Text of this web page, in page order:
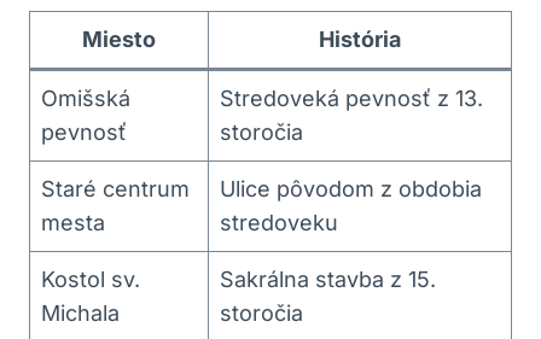
Miesto História
Omišská
pevnosť
Stredoveká pevnosť z 13.
storočia
Staré centrum
mesta
Ulice pôvodom z obdobia
stredoveku
Kostol sv.
Michala
Sakrálna stavba ​z 15.
storočia